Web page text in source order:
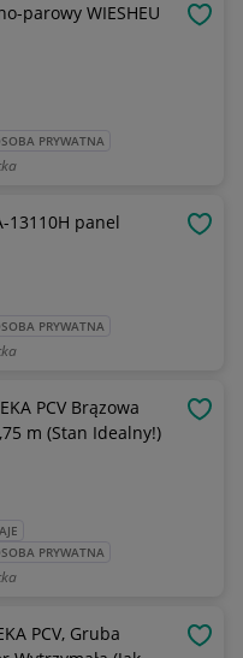
parowy WIESHEU
PRYWATNA
13110H panel
PRYWATNA
PCV Brązowa
m (Stan Idealny!)
PRYWATNA
PCV, Gruba